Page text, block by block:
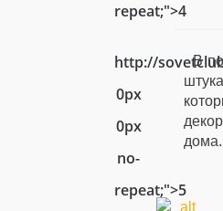
repeat;">4
http://
0px
0px
no-
repeat;">5
В
дома.